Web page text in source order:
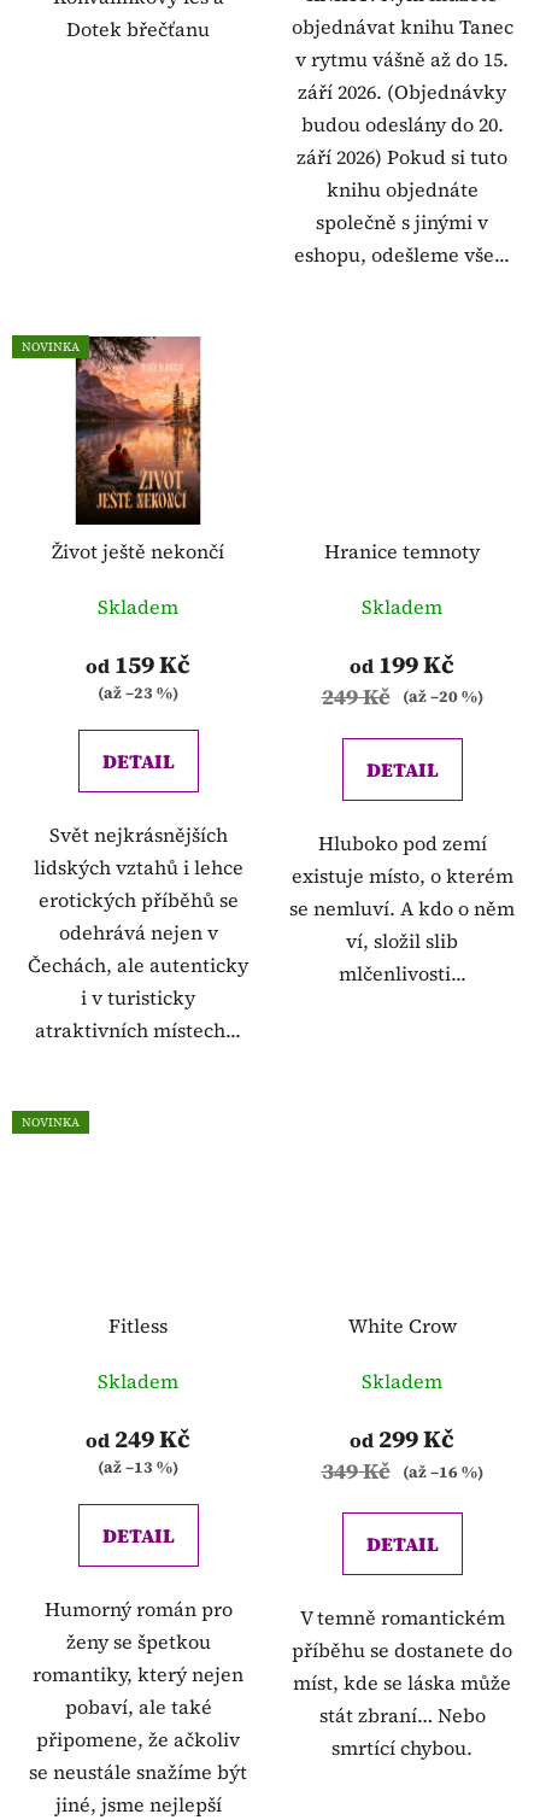
Dotek břečťanu
objednávat knihu Tanec
v rytmu vášně až do 15.
září 2026. (Objednávky
budou odeslány do 20.
září 2026) Pokud si tuto
knihu objednáte
společně s jinými v
eshopu, odešleme vše...
NOVINKA
Život ještě nekončí
Skladem
od 159 Kč
(až –23 %)
DETAIL
Svět nejkrásnějších
lidských vztahů i lehce
erotických příběhů se
odehrává nejen v
Čechách, ale autenticky
i v turisticky
atraktivních místech...
Hranice temnoty
Skladem
od 199 Kč
249 Kč (až –20 %)
DETAIL
Hluboko pod zemí
existuje místo, o kterém
se nemluví. A kdo o něm
ví, složil slib
mlčenlivosti...
NOVINKA
Fitless
Skladem
od 249 Kč
(až –13 %)
DETAIL
Humorný román pro
ženy se špetkou
romantiky, který nejen
pobaví, ale také
připomene, že ačkoliv
se neustále snažíme být
jiné, jsme nejlepší
White Crow
Skladem
od 299 Kč
349 Kč (až –16 %)
DETAIL
V temně romantickém
příběhu se dostanete do
míst, kde se láska může
stát zbraní… Nebo
smrtící chybou.